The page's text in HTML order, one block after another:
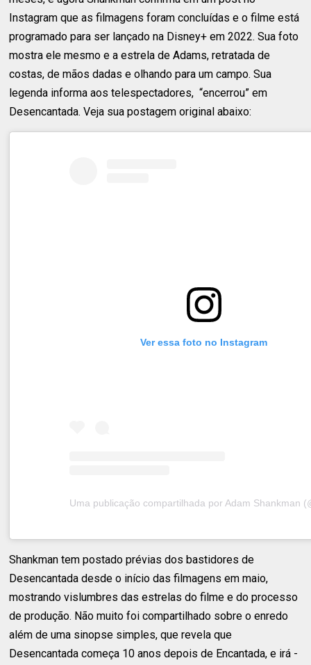
Instagram que as filmagens foram concluídas e o filme está
programado para ser lançado na Disney+ em 2022. Sua foto
mostra ele mesmo e a estrela de Adams, retratada de
costas, de mãos dadas e olhando para um campo. Sua
legenda informa aos telespectadores, “encerrou” em
Desencantada. Veja sua postagem original abaixo:
Ver essa foto no Instagram
Shankman tem postado prévias dos bastidores de
Desencantada desde o início das filmagens em maio,
mostrando vislumbres das estrelas do filme e do processo
de produção. Não muito foi compartilhado sobre o enredo
além de uma sinopse simples, que revela que
Desencantada começa 10 anos depois de Encantada, e irá -